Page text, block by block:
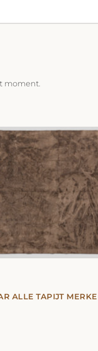
moment.
ALLE TAPIJT